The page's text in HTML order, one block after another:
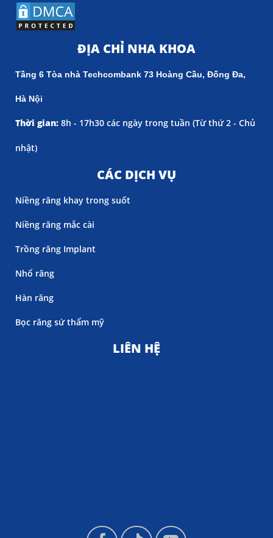
ĐỊA CHỈ NHA KHOA
Tầng 6 Tòa nhà Techcombank 73 Hoàng Cầu, Đống Đa,
Hà Nội
Thời gian: 8h - 17h30 các ngày trong tuần (Từ thứ 2 - Chủ
nhật)
CÁC DỊCH VỤ
Niềng răng khay trong suốt
Niềng răng mắc cài
Trồng răng Implant
Nhổ răng
Hàn răng
Bọc răng sứ thẩm mỹ
LIÊN HỆ